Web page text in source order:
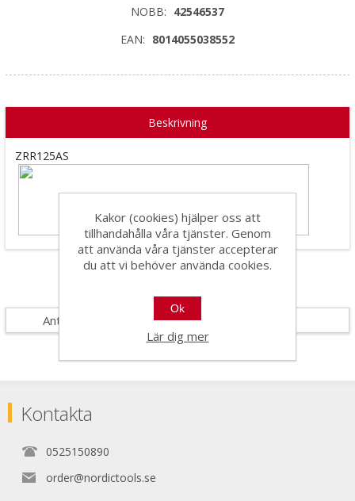
NOBB: 42546537
EAN: 8014055038552
Beskrivning
ZRR125AS
Antal i förpackning
Kontakta
0525150890
order@nordictools.se
Kakor (cookies) hjälper oss att
tillhandahålla våra tjänster. Genom
att använda våra tjänster accepterar
du att vi behöver använda cookies.
Ok
Lär dig mer